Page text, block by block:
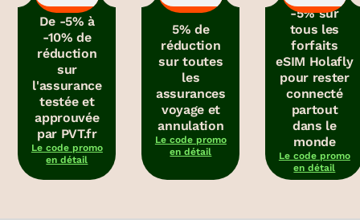
De -5% à
-10% de
réduction
sur
l'assurance
testée et
approuvée
par PVT.fr
Le code promo
en détail
5% de
réduction
sur toutes
les
assurances
voyage et
annulation
Le code promo
en détail
-5% sur
tous les
forfaits
eSIM Holafly
pour rester
connecté
partout
dans le
monde
Le code promo
en détail